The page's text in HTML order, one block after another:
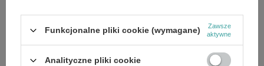
Hamulec łańcucha - tak
Polecane materiały eksploatacyjne - łańcuch 52 ogniwa (Art. Nr
212050)
Funkcjonalne pliki cookie (wymagane)
Zawsze
aktywne
Analityczne pliki cookie